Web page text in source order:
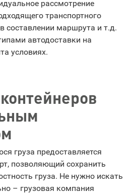
рассмотрение
транспортного
составлении маршрута и т.д.
автодоставки на
условиях.
груза предоставляется
позволяющий сохранить
груза. Не нужно искать
– грузовая компания